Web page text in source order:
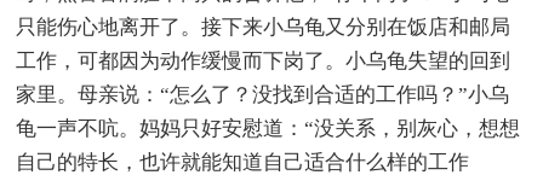
只能伤心地离开了。接下来小乌龟又分别在饭店和邮局
工作，可都因为动作缓慢而下岗了。小乌龟失望的回到
家里。母亲说：“怎么了？没找到合适的工作吗？”小乌
龟一声不吭。妈妈只好安慰道：“没关系，别灰心，想想
自己的特长，也许就能知道自己适合什么样的工作